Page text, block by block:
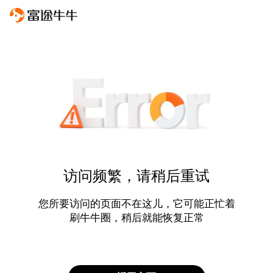
访问频繁，请稍后重试
您所要访问的页面不在这儿，它可能正忙着
刷牛牛圈，稍后就能恢复正常